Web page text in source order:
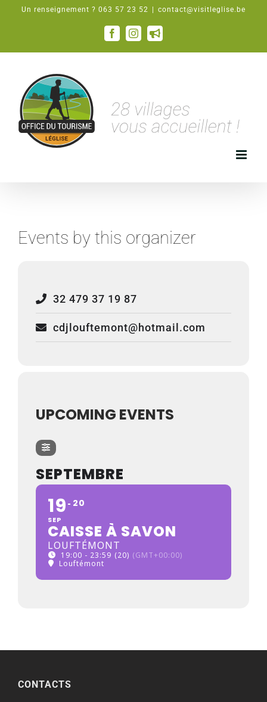
PasserUn renseignement ? 063 57 23 52 contact@visitleglise.be
Facebook
Instagram
Email
Events by this organizer
32 479 37 19 87
cdjlouftemont@hotmail.com
UPCOMING EVENTS
SEPTEMBRE
19
SEP
20
CAISSE À SAVON
LOUFTÉMONT
19:00 - 23:59 (20) (GMT+00:00)
Louftémont
CONTACTS